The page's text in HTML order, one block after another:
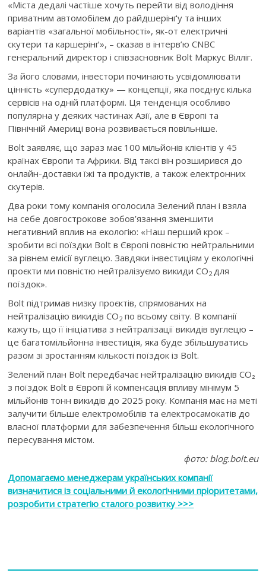
«Міста дедалі частіше хочуть перейти від володіння
приватним автомобілем до райдшерінґу та інших
варіантів «загальної мобільності», як-от електричні
скутери та каршерінґ», – сказав в інтерв’ю CNBC
генеральний директор і співзасновник Bolt Маркус Вілліг.
За його словами, інвестори починають усвідомлювати
цінність «супердодатку» — концепції, яка поєднує кілька
сервісів на одній платформі. Ця тенденція особливо
популярна у деяких частинах Азії, але в Європі та
Північній Америці вона розвивається повільніше.
Bolt заявляє, що зараз має 100 мільйонів клієнтів у 45
країнах Європи та Африки. Від таксі він розширився до
онлайн-доставки їжі та продуктів, а також електронних
скутерів.
Два роки тому компанія оголосила Зелений план і взяла
на себе довгострокове зобов’язання зменшити
негативний вплив на екологію: «Наш перший крок –
зробити всі поїздки Bolt в Європі повністю нейтральними
за рівнем емісії вуглецю. Завдяки інвестиціям у екологічні
проєкти ми повністю нейтралізуємо викиди CO2для
поїздок».
Bolt підтримав низку проєктів, спрямованих на
нейтралізацію викидів CO2 по всьому світу. В компанії
кажуть, що її ініціатива з нейтралізації викидів вуглецю –
це багатомільйонна інвестиція, яка буде збільшуватись
разом зі зростанням кількості поїздок із Bolt.
Зелений план Bolt передбачає нейтралізацію викидів CO₂
з поїздок Bolt в Європі й компенсація впливу мінімум 5
мільйонів тонн викидів до 2025 року. Компанія має на меті
залучити більше електромобілів та електросамокатів до
власної платформи для забезпечення більш екологічного
пересування містом.
фото: blog.bolt.eu
Допомагаємо менеджерам українських компанії
визначитися із соціальними й екологічними пріоритетами,
розробити стратегію сталого розвитку >>>